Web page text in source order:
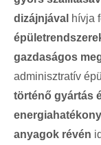
dizájnjával hívja
gazdaságos
adminisztratív
történő gyártás
anyagok révén